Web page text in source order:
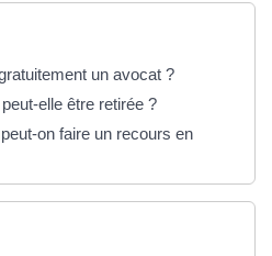
un avocat ?
elle être retirée ?
on faire un recours en